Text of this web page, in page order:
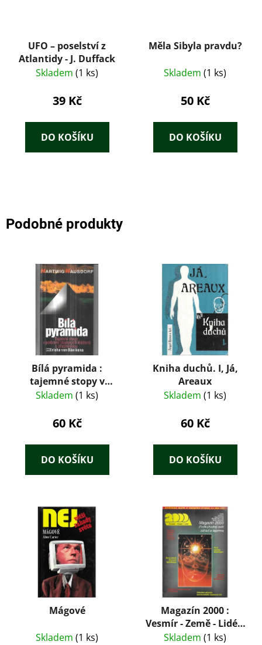
UFO – poselství z
Atlantidy - J. Duffack
Skladem (1 ks)
39 Kč
DO KOŠÍKU
Měla Sibyla pravdu?
Skladem (1 ks)
50 Kč
DO KOŠÍKU
Podobné produkty
Bílá pyramida :
tajemné stopy v
podzemí tibetských
Skladem (1 ks)
60 Kč
DO KOŠÍKU
Kniha duchů. I, Já,
Areaux
Skladem (1 ks)
60 Kč
DO KOŠÍKU
Mágové
Skladem (1 ks)
Magazín 2000 :
Vesmír - Země - Lidé 1
/ 96
Skladem (1 ks)